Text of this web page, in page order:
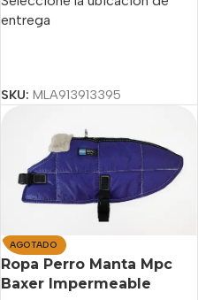
entrega
SKU: MLA913913395
AGOTADO
Ropa Perro Manta Mpc
Baxer Impermeable